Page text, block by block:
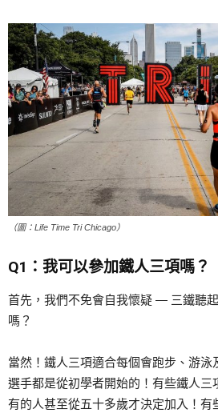
（圖：Life Time Tri Chicago）
Q1：我可以參加鐵人三項嗎？
首先，我們不免會自我懷疑 — 三鐵聽
嗎？
當然！鐵人三項適合每個會跑步、游泳
選手都是從初學者開始的！有些鐵人三
有的人甚至從五十多歲才決定加入！有